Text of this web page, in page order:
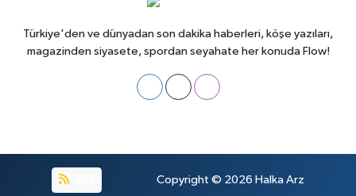
Türkiye'den ve dünyadan son dakika haberleri, köşe yazıları,
magazinden siyasete, spordan seyahate her konuda Flow!
Copyright © 2026 Halka Arz